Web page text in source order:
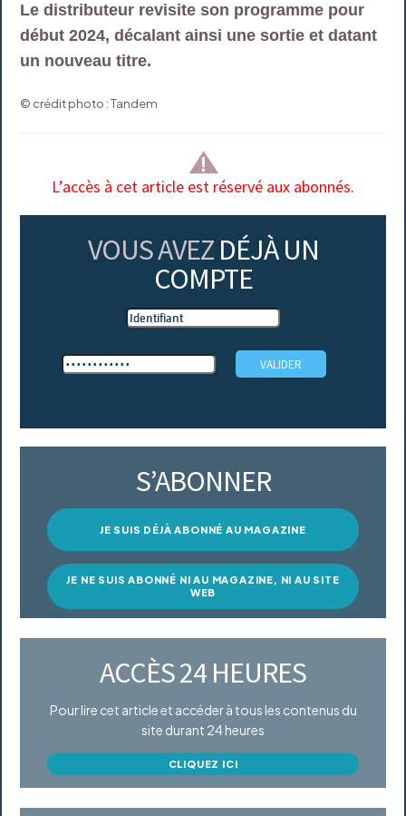
Le distributeur revisite son programme pour
début 2024, décalant ainsi une sortie et datant
un nouveau titre.
© crédit photo : Tandem
L’accès à cet article est réservé aux abonnés.
VOUS AVEZ DÉJÀ UN
COMPTE
S’ABONNER
JE SUIS DÉJÀ ABONNÉ AU MAGAZINE
JE NE SUIS ABONNÉ NI AU MAGAZINE, NI AU SITE
WEB
ACCÈS 24 HEURES
Pour lire cet article et accéder à tous les contenus du
site durant 24 heures
CLIQUEZ ICI